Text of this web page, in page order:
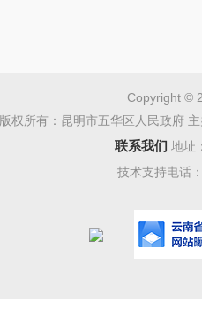
Copyright ©
版权所有：昆明市五华区人民政府
联系我们 地址
技术支持电话